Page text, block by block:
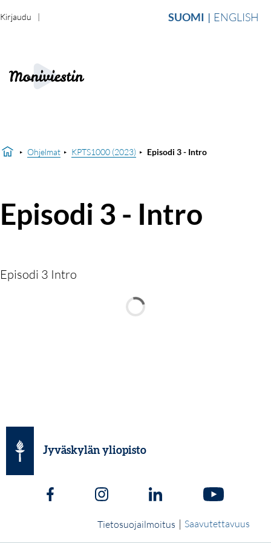
SUOMI ENGLISH
Kirjaudu
Ohjelmat KPTS1000 (2023) Episodi 3 - Intro
Episodi 3 - Intro
Episodi 3 Intro
Jyväskylän yliopisto
Tietosuojailmoitus | Saavutettavuus